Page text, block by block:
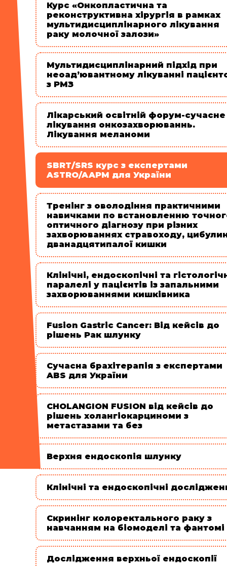
Курс «Онкопластична та
реконструктивна хірургія в рамках
мультидисциплінарного лікування
раку молочної залози»
Мультидисциплінарний підхід при
неоад’ювантному лікуванні
з РМЗ
Лікарський освітній форум-сучасне
лікування онкозахворюваннь.
Лікування меланоми
SBRT/SRS курс з експертами
ASTRO/AAPM для України
Тренінг з оволодіння практичними
навичками по встановленню
оптичного діагнозу при різних
захворюваннях стравоходу,
дванадцятипалої кишки
Клінічні, ендоскопічні та
паралелі у пацієнтів із запальними
захворюваннями кишківника
Fusion Gastric Cancer: Від кейсів до
рішень Рак шлунку
Сучасна брахітерапія з експертами
ABS для України
CHOLANGION FUSION від кейсів до
рішень холангіокарциноми з
метастазами та без
Верхня ендоскопія шлунку
Клінічні та ендоскопічні
Скринінг колоректального раку з
навчанням на біомоделі та фантомі
Дослідження верхньої ендоскопії